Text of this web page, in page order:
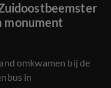
monument
omkwamen bij de
in